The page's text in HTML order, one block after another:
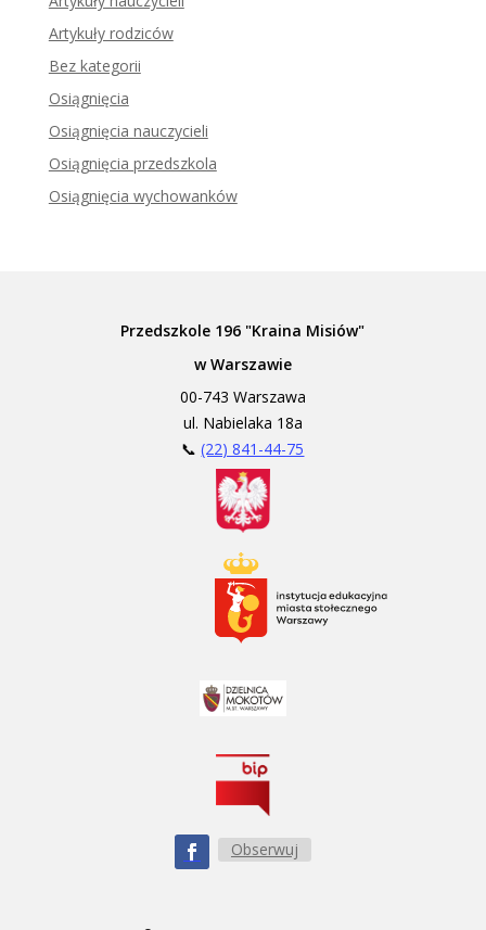
Artykuły rodziców
Bez kategorii
Osiągnięcia
Osiągnięcia nauczycieli
Osiągnięcia przedszkola
Osiągnięcia wychowanków
Przedszkole 196 "Kraina Misiów"
w Warszawie
00-743 Warszawa
ul. Nabielaka 18a
📞(22) 841-44-75
Obserwuj